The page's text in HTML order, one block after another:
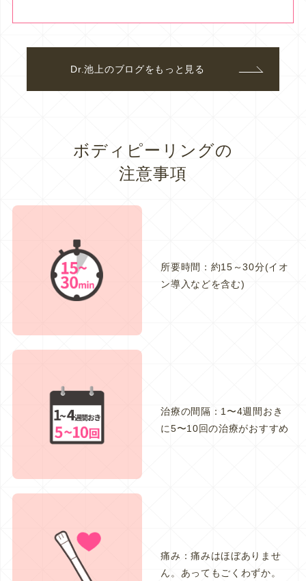
Dr.池上のブログをもっと見る
ボディピーリングの
注意事項
所要時間：約15～30分(イオ
ン導入などを含む)
治療の間隔：1〜4週間おき
に5〜10回の治療がおすすめ
痛み：痛みはほぼありませ
ん。あってもごくわずか。